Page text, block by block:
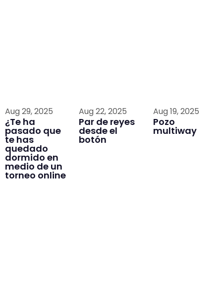
Aug 29, 2025
¿Te ha
pasado que
te has
quedado
dormido en
medio de un
torneo online
Aug 22, 2025
Par de reyes
desde el
botón
Aug 19, 2025
Pozo
multiway